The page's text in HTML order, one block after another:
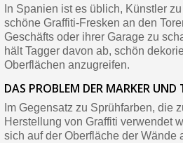
In Spanien ist es üblich, Künstler
schöne Graffiti-Fresken an den
Geschäfts oder ihrer Garage zu
hält Tagger davon ab, schön
Oberflächen anzugreifen.
DAS PROBLEM DER MARKER UND
Im Gegensatz zu Sprühfarben, die
Herstellung von Graffiti verwendet
sich auf der Oberfläche der Wände